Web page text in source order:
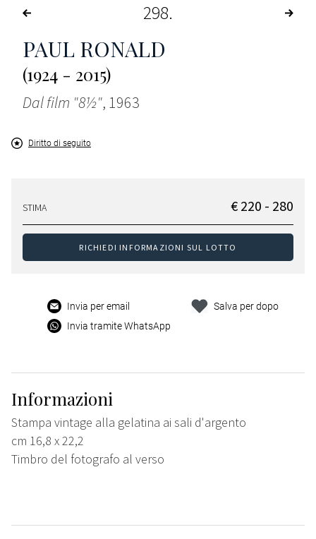
298
PAUL RONALD
(1924 - 2015)
Dal film "8½", 1963
Diritto di seguito
STIMA € 220 - 280
RICHIEDI INFORMAZIONI SUL LOTTO
Invia per email
Invia tramite WhatsApp
Salva per dopo
Informazioni
Stampa vintage alla gelatina ai sali d'argento
cm 16,8 x 22,2
Timbro del fotografo al verso